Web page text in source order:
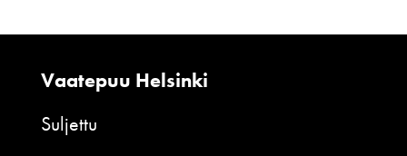
Vaatepuu Helsinki
Suljettu